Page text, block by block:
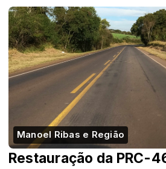
Manoel Ribas e Região
Restauração da PRC-